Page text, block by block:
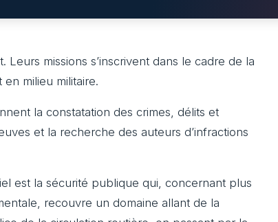
Leurs missions s’inscrivent dans le cadre de la
milieu militaire.
la constatation des crimes, délits et
et la recherche des auteurs d’infractions
est la sécurité publique qui, concernant plus
recouvre un domaine allant de la